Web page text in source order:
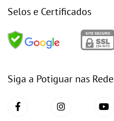
Selos e Certificados
Siga a Potiguar nas